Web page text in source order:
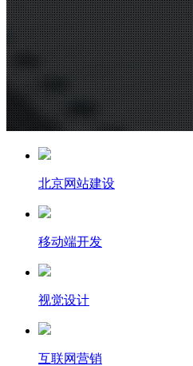
北京网站建设
移动端开发
视觉设计
互联网营销